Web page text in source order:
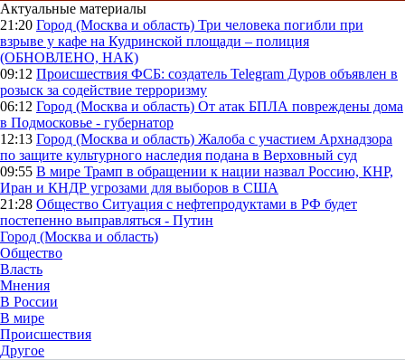
Актуальные материалы
21:20 Город (Москва и область) Три человека погибли при
взрыве у кафе на Кудринской площади – полиция
(ОБНОВЛЕНО, НАК)
09:12 Происшествия ФСБ: создатель Telegram Дуров объявлен в
розыск за содействие терроризму
06:12 Город (Москва и область) От атак БПЛА повреждены дома
в Подмосковье - губернатор
12:13 Город (Москва и область) Жалоба с участием Архнадзора
по защите культурного наследия подана в Верховный суд
09:55 В мире Трамп в обращении к нации назвал Россию, КНР,
Иран и КНДР угрозами для выборов в США
21:28 Общество Ситуация с нефтепродуктами в РФ будет
постепенно выправляться - Путин
Город (Москва и область)
Общество
Власть
Мнения
В России
В мире
Происшествия
Другое